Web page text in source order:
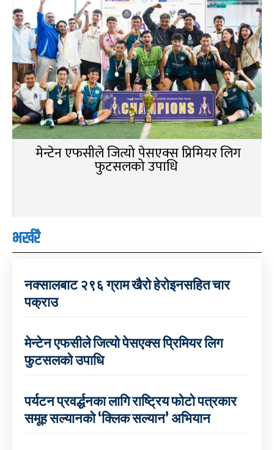
मेन्टेन एफसीले जित्यो पेसएक्स प्रिमियर लिग
फुटसलको उपाधि
भर्खरै
नक्सालबाट २९६ ग्राम खैरो हेरोइनसहित चार
पक्राउ
मेन्टेन एफसीले जित्यो पेसएक्स प्रिमियर लिग
फुटसलको उपाधि
पर्यटन प्रवर्द्धनका लागि राष्ट्रिय फोटो पत्रकार
समूह सल्यानको ‘क्लिक सल्यान’ अभियान